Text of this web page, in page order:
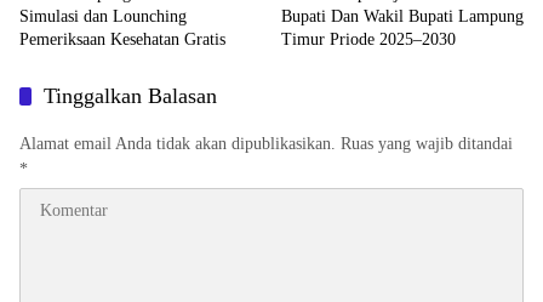
Simulasi dan Lounching
Pemeriksaan Kesehatan Gratis
Bupati Dan Wakil Bupati Lampung
Timur Priode 2025–2030
Tinggalkan Balasan
Alamat email Anda tidak akan dipublikasikan. Ruas yang wajib ditandai
*